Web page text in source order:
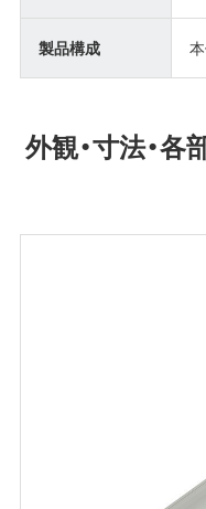
製品構成
外観・寸法・